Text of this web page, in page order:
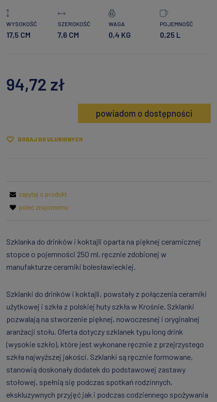
WYSOKOŚĆ
17,5 CM
SZEROKOŚĆ
7,6 CM
WAGA
0,4 KG
POJEMNOŚĆ
0,25 L
94,72 zł
powiadom o dostępności
DODAJ DO ULUBIONYCH
zapytaj o produkt
poleć znajomemu
Szklanka do drinków i koktajli oparta na pięknej ceramicznej
stopce o pojemności 250 ml, ręcznie zdobionej w
manufakturze ceramiki bolesławieckiej.
Szklanki do drinków i koktajli, powstały z połączenia ceramiki
użytkowej i szkła z polskiej huty szkła w Krośnie. Szklanki
pozwalają na stworzenie pięknej, nowoczesnej i oryginalnej
aranżacji stołu. Oferta dotyczy szklanek typu long drink
(wysokie szkło), które jest wykonane ręcznie z przejrzystego
szkła najwyższej jakości. Szklanki są ręcznie formowane,
stanowią doskonały dodatek do podstawowej zastawy
stołowej, spełnią się podczas spotkań rodzinnych,
ekskluzywnych przyjęć jak i podczas codziennego spożywania